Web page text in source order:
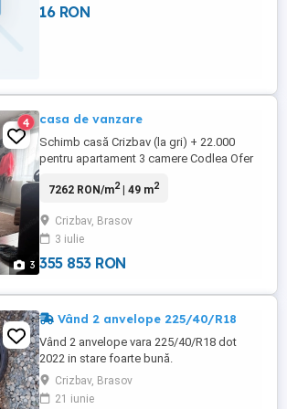
16 RON
3
4 casa de vanzare
Schimb casă Crizbav (la gri) + 22.000
pentru apartament 3 camere Codlea Ofer
2012, la gri exterior, 2 camere + bucătărie
181 mp, utilități complete + diferență
pentru un apartament cu 3 camere în
Codlea. ...
7262 RON/m2| 49 m2
Crizbav, Brasov
3 iulie
355 853 RON
Vând 2 anvelope 225/40/R18
Vând 2 anvelope vara 225/40/R18 dot
2022 in stare foarte bună.
Crizbav, Brasov
21 iunie